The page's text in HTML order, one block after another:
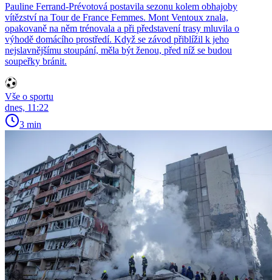
Pauline Ferrand-Prévotová postavila sezonu kolem obhajoby
vítězství na Tour de France Femmes. Mont Ventoux znala,
opakovaně na něm trénovala a při představení trasy mluvila o
výhodě domácího prostředí. Když se závod přiblížil k jeho
nejslavnějšímu stoupání, měla být ženou, před níž se budou
soupeřky bránit.
Vše o sportu
dnes, 11:22
3 min